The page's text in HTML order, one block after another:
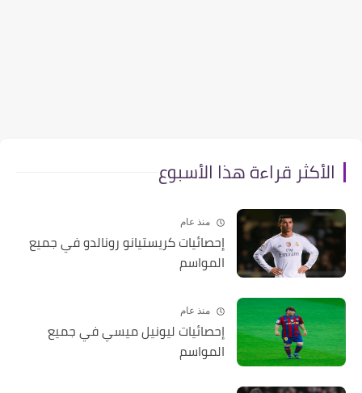
الأكثر قراءة هذا الأسبوع
منذ عام
إحصائيات كريستيانو رونالدو في جميع
المواسم
منذ عام
إحصائيات ليونيل ميسي في جميع
المواسم